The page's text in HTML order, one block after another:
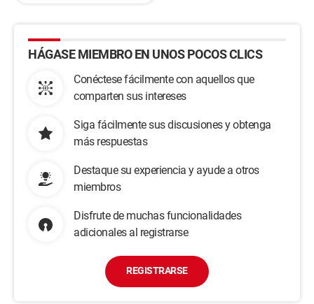
HÁGASE MIEMBRO EN UNOS POCOS CLICS
Conéctese fácilmente con aquellos que
comparten sus intereses
Siga fácilmente sus discusiones y obtenga
más respuestas
Destaque su experiencia y ayude a otros
miembros
Disfrute de muchas funcionalidades
adicionales al registrarse
REGISTRARSE